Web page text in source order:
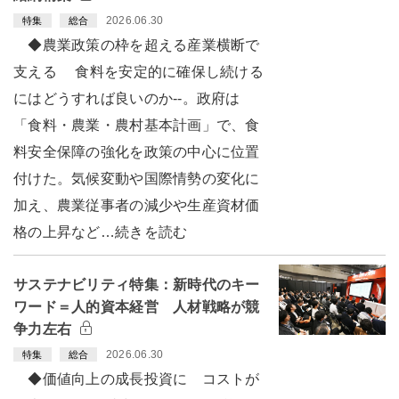
特集 総合 2026.06.30
◆農業政策の枠を超える産業横断で
支える 食料を安定的に確保し続ける
にはどうすれば良いのか--。政府は
「食料・農業・農村基本計画」で、食
料安全保障の強化を政策の中心に位置
付けた。気候変動や国際情勢の変化に
加え、農業従事者の減少や生産資材価
格の上昇など…続きを読む
サステナビリティ特集：新時代のキー
ワード＝人的資本経営 人材戦略が競
争力左右
特集 総合 2026.06.30
◆価値向上の成長投資に コストが